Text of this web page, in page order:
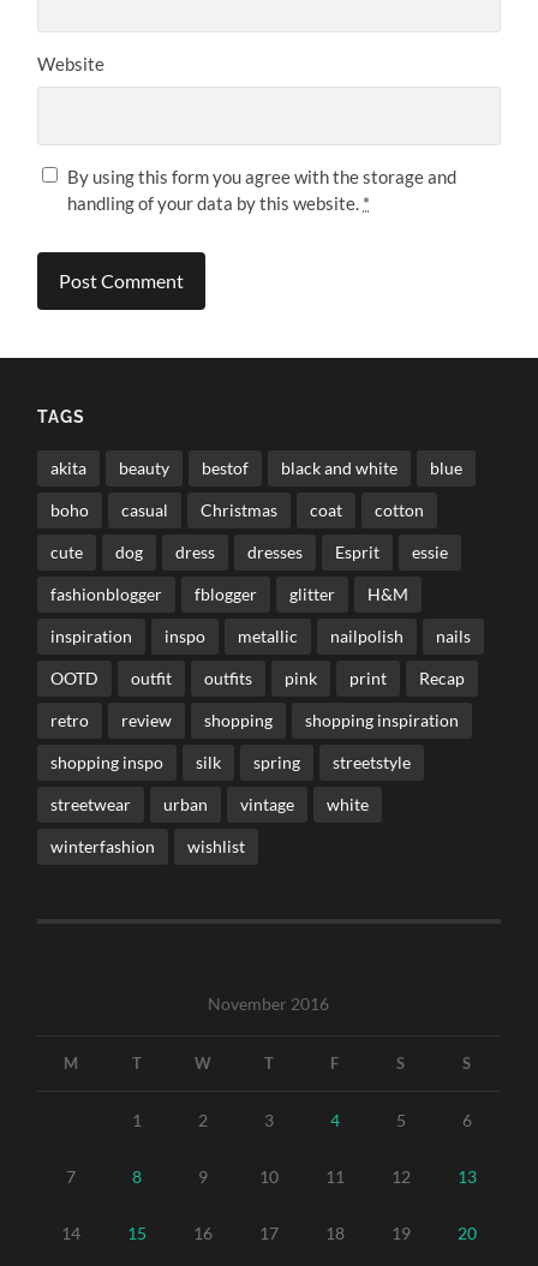
Website
By using this form you agree with the storage and
handling of your data by this website. *
TAGS
akita beauty bestof black and white blue
boho casual Christmas coat cotton
cute dog dress dresses Esprit essie
fashionblogger fblogger glitter H&M
inspiration inspo metallic nailpolish nails
OOTD outfit outfits pink print Recap
retro review shopping shopping inspiration
shopping inspo silk spring streetstyle
streetwear urban vintage white
winterfashion wishlist
November 2016
M T W T F S S
1 2 3 4 5 6
7 8 9 10 11 12 13
14 15 16 17 18 19 20